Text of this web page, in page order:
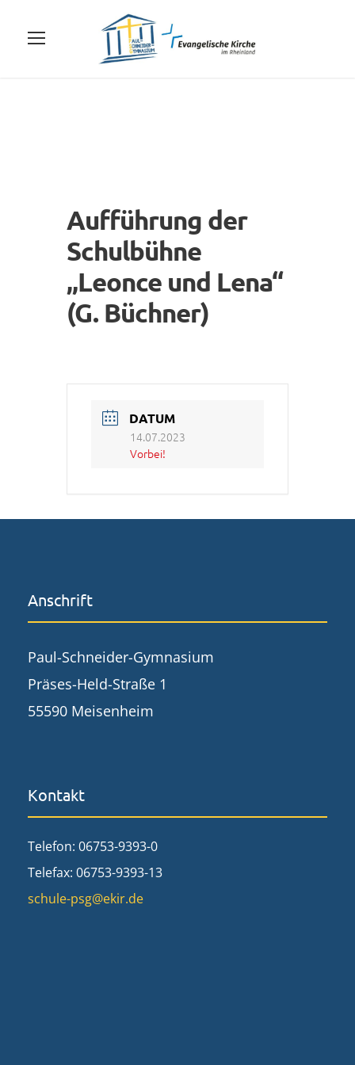
Aufführung der
Schulbühne
„Leonce und Lena“
(G. Büchner)
DATUM
14.07.2023
Vorbei!
Anschrift
Paul-Schneider-Gymnasium
Präses-Held-Straße 1
55590 Meisenheim
Kontakt
Telefon: 06753-9393-0
Telefax: 06753-9393-13
schule-psg@ekir.de